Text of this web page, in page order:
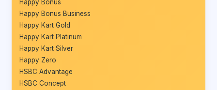
Happy Bonus
Happy Bonus Business
Happy Kart Gold
Happy Kart Platinum
Happy Kart Silver
Happy Zero
HSBC Advantage
HSBC Concept